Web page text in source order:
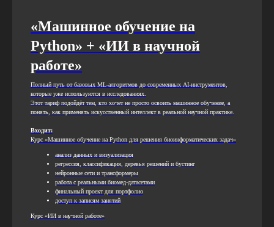
«Машинное обучение на
Python» + «ИИ в научной
работе»
Полный путь от базовых ML-алгоритмов до современных AI-инструментов,
которые уже используются в исследованиях.
Этот тариф подойдёт тем, кто хочет не просто освоить машинное обучение, а
понять, как применять искусственный интеллект в реальной научной практике.
Входит:
Курс «Машинное обучение на Python для решения биоинформатических задач»
анализ данных и визуализация
регрессия, классификация, деревья решений и бустинг
нейронные сети и трансформеры
работа с реальными биомед-датасетами
финальный проект для портфолио
доступ к записям занятий
Курс «ИИ в научной работе»